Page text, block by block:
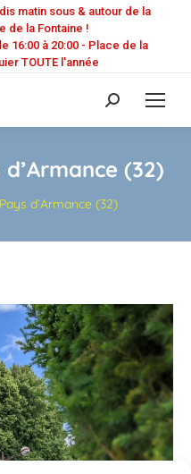
matin sous & autour de la
de la Fontaine !
16:00 à 20:00 - Place de la
TOUTE l'année
Recherche
:
(32)
d’Armance (32)